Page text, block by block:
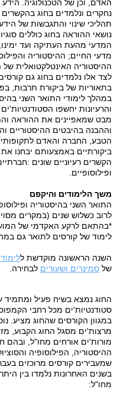
האדם, וכן של הטכנולוגיה.
נחקרים ונלמדים בחוג בהקשרים
תהליכי שינוי והתגבשות של
נושאי ההוראה בחוג כוללים
המדעי מהעת העתיקה ועד ימינו,
מדעי החיים; ההיסטוריה
ההיסטוריה האינטלקטואלית
לצד אלו נלמדים בחוג גם
בתאוריות של ביקורת תרבות,
במהלך לימודי התואר השני
והרעיונות יחשפו
מבט שמאפיינים את ההוראה
וההבנה בהיבטים ההיסטוריים
הטבע, החברה והאדם
ביקורתיים באמצעותם יבחנו את
הקשרים רעיוניים שונים :
ופילוסופיים.
משך הלימודים והיקפם
התואר השני בהיסטוריה
לרוב כשלוש שנים (במקרים
*בהתאם לרקע האקדמי של
לימוד של קורסים לתואר גם
השנה הראשונה מוקדשת ל
של סמינרים ושעורים לבחירה.
החוג נמצא בשיח פעיל ומתמיד
סטודנטיות'ים מכל רחבי
במגוון הקורסים שהחוג מציע.
מרצות'ים מסגל החוג הקבוע,
מורות'ים אורחים מחו"ל, ובהם
ההיסטוריה, הפילוסופיה
שמעבירים קורסים מרוכזים
בשנים האחרונות נלמדו בין
מחו"ל: